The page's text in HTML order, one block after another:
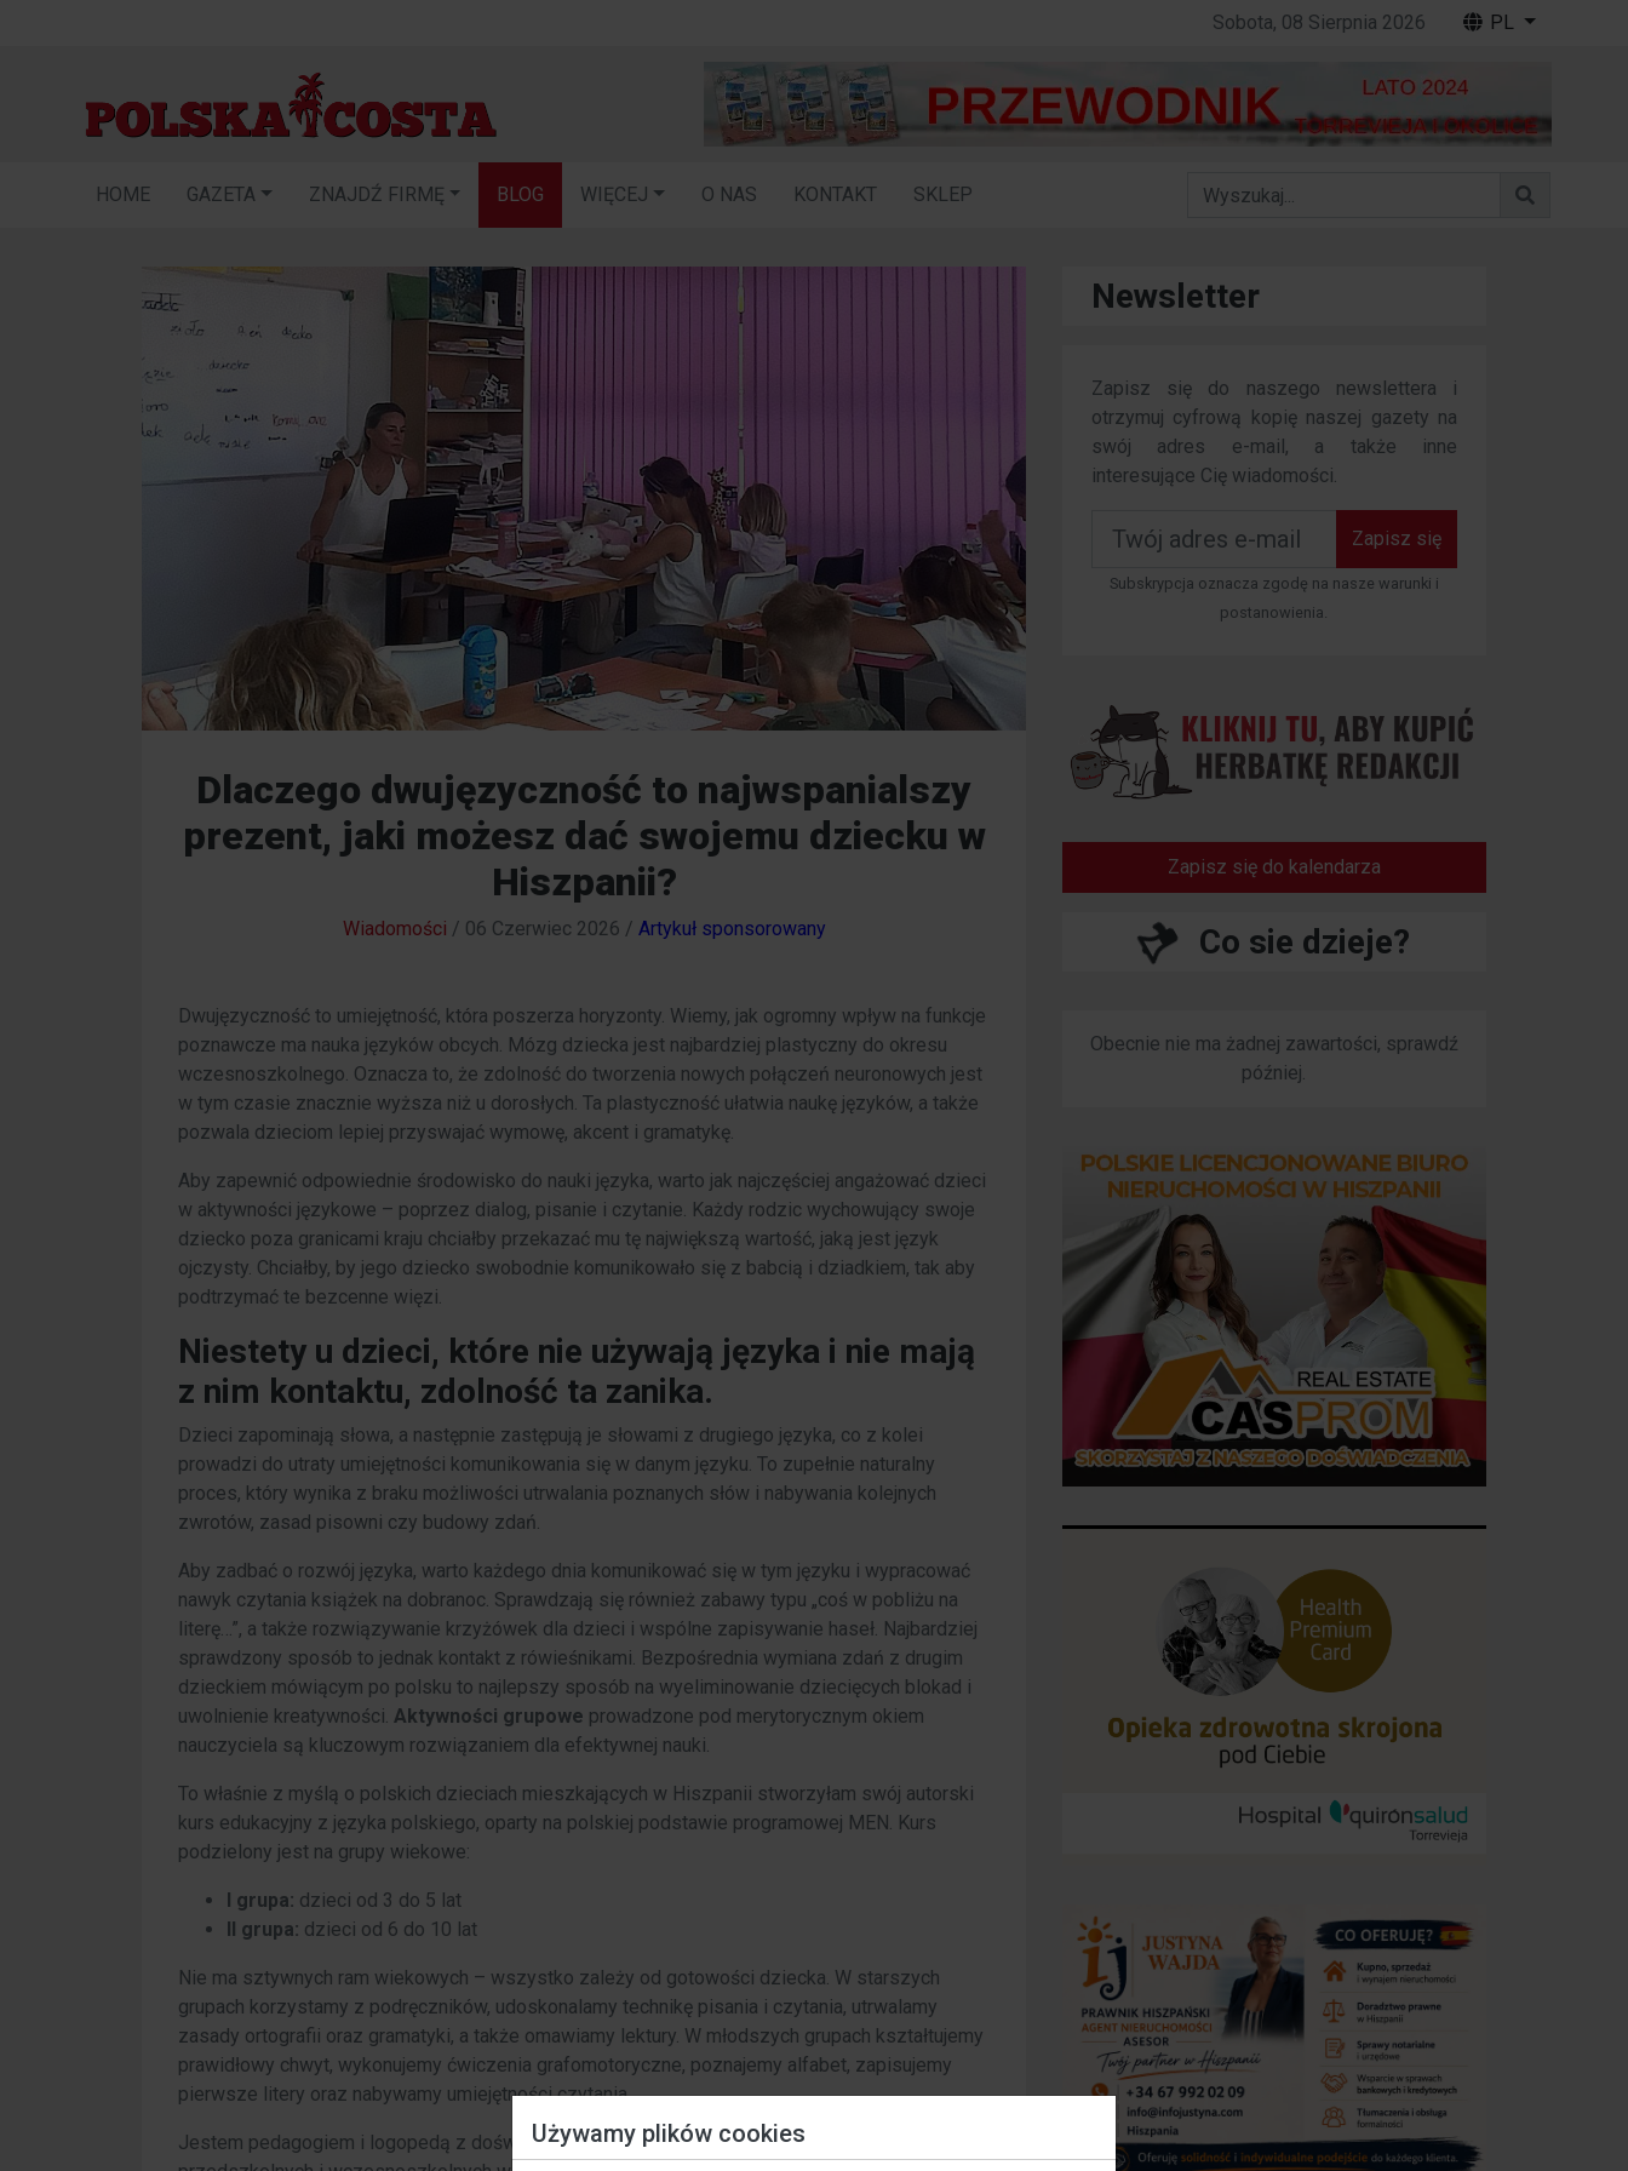
Sobota, 08 Sierpnia 2026 PL
HOME GAZETA ZNAJDŹ FIRMĘ BLOG WIĘCEJ O NAS KONTAKT SKLEP
Dlaczego dwujęzyczność to najwspanialszy
prezent, jaki możesz dać swojemu dziecku w
Hiszpanii?
Wiadomości / 06 Czerwiec 2026 / Artykuł sponsorowany
Dwujęzyczność to umiejętność, która poszerza horyzonty. Wiemy, jak ogromny wpływ na funkcje
poznawcze ma nauka języków obcych. Mózg dziecka jest najbardziej plastyczny do okresu
wczesnoszkolnego. Oznacza to, że zdolność do tworzenia nowych połączeń neuronowych jest
w tym czasie znacznie wyższa niż u dorosłych. Ta plastyczność ułatwia naukę języków, a także
pozwala dzieciom lepiej przyswajać wymowę, akcent i gramatykę.
Aby zapewnić odpowiednie środowisko do nauki języka, warto jak najczęściej angażować dzieci
w aktywności językowe – poprzez dialog, pisanie i czytanie. Każdy rodzic wychowujący swoje
dziecko poza granicami kraju chciałby przekazać mu tę największą wartość, jaką jest język
ojczysty. Chciałby, by jego dziecko swobodnie komunikowało się z babcią i dziadkiem, tak aby
podtrzymać te bezcenne więzi.
Niestety u dzieci, które nie używają języka i nie mają
z nim kontaktu, zdolność ta zanika.
Dzieci zapominają słowa, a następnie zastępują je słowami z drugiego języka, co z kolei
prowadzi do utraty umiejętności komunikowania się w danym języku. To zupełnie naturalny
proces, który wynika z braku możliwości utrwalania poznanych słów i nabywania kolejnych
zwrotów, zasad pisowni czy budowy zdań.
Aby zadbać o rozwój języka, warto każdego dnia komunikować się w tym języku i wypracować
nawyk czytania książek na dobranoc. Sprawdzają się również zabawy typu „coś w pobliżu na
literę…”, a także rozwiązywanie krzyżówek dla dzieci i wspólne zapisywanie haseł. Najbardziej
sprawdzony sposób to jednak kontakt z rówieśnikami. Bezpośrednia wymiana zdań z drugim
dzieckiem mówiącym po polsku to najlepszy sposób na wyeliminowanie dziecięcych blokad i
uwolnienie kreatywności. Aktywności grupowe prowadzone pod merytorycznym okiem
nauczyciela są kluczowym rozwiązaniem dla efektywnej nauki.
To właśnie z myślą o polskich dzieciach mieszkających w Hiszpanii stworzyłam swój autorski
kurs edukacyjny z języka polskiego, oparty na polskiej podstawie programowej MEN. Kurs
podzielony jest na grupy wiekowe:
I grupa: dzieci od 3 do 5 lat
II grupa: dzieci od 6 do 10 lat
Nie ma sztywnych ram wiekowych – wszystko zależy od gotowości dziecka. W starszych
grupach korzystamy z podręczników, udoskonalamy technikę pisania i czytania, utrwalamy
zasady ortografii oraz gramatyki, a także omawiamy lektury. W młodszych grupach kształtujemy
prawidłowy chwyt, wykonujemy ćwiczenia grafomotoryczne, poznajemy alfabet, zapisujemy
pierwsze litery oraz nabywamy umiejętności czytania.
Jestem pedagogiem i logopedą z doświadczeniem w pracy z dziećmi w grupach
Newsletter
Zapisz się do naszego newslettera i
otrzymuj cyfrową kopię naszej gazety na
swój adres e-mail, a także inne
interesujące Cię wiadomości.
Zapisz się
Subskrypcja oznacza zgodę na nasze warunki i
postanowienia.
Zapisz się do kalendarza
Co sie dzieje?
Obecnie nie ma żadnej zawartości, sprawdź
później.
Używamy plików cookies